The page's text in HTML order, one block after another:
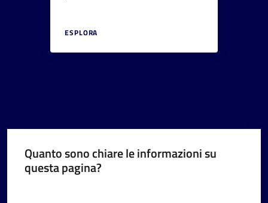
ESPLORA
Quanto sono chiare le informazioni su
questa pagina?